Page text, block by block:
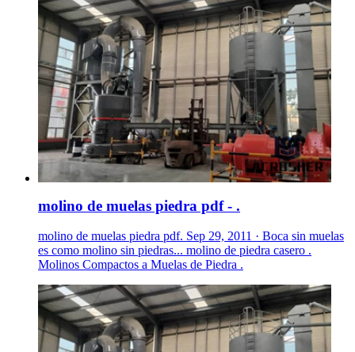
molino de muelas piedra pdf - .
molino de muelas piedra pdf. Sep 29, 2011 · Boca sin muelas
es como molino sin piedras... molino de piedra casero .
Molinos Compactos a Muelas de Piedra .